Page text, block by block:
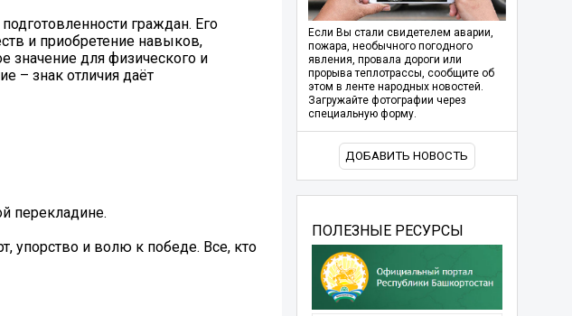
граждан. Его
и приобретение навыков,
значение для физического и
– знак отличия даёт
перекладине.
упорство и волю к победе. Все, кто
Если Вы стали свидетелем аварии,
пожара, необычного погодного
явления, провала дороги или
прорыва теплотрассы, сообщите об
этом в ленте народных новостей.
Загружайте фотографии через
специальную форму.
ДОБАВИТЬ НОВОСТЬ
ПОЛЕЗНЫЕ РЕСУРСЫ